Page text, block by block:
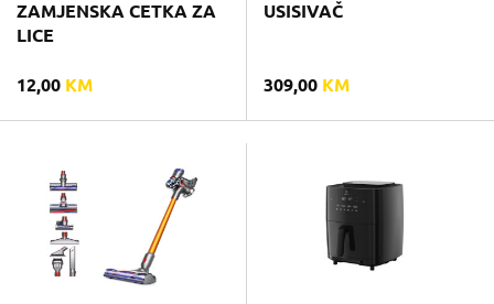
ZAMJENSKA CETKA ZA
LICE
12,00 KM
USISIVAČ
309,00 KM